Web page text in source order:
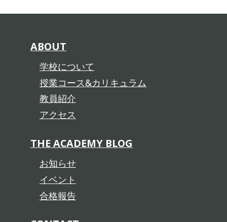
ABOUT
学校について
授業コース&カリキュラム
教員紹介
アクセス
THE ACADEMY BLOG
お知らせ
イベント
合格報告